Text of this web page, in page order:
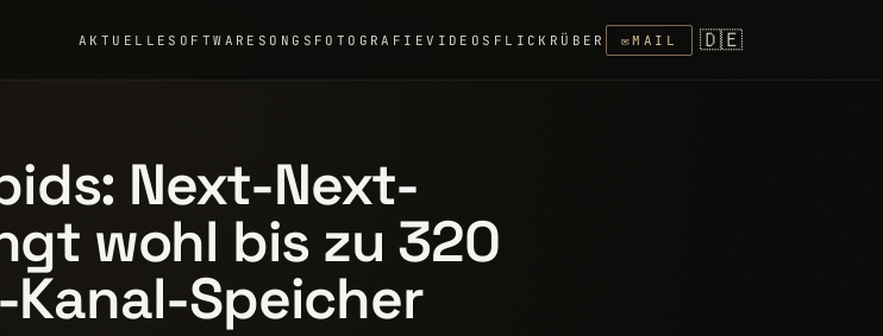
AKTUELLE SOFTWARE SONGS FOTOGRAFIEVIDEOS FLICKR ÜBER ✉MAIL 🇩🇪
Next-Next-
wohl bis zu 320
Speicher